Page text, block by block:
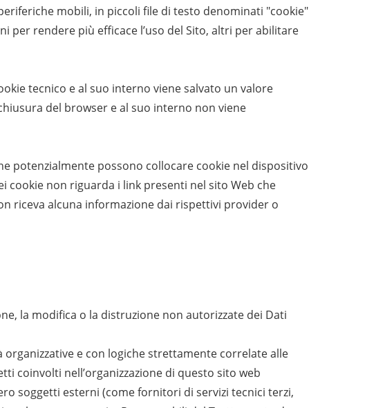
mobili, in piccoli file di testo denominati "cookie"
per rendere più efficace l’uso del Sito, altri per abilitare
tecnico e al suo interno viene salvato un valore
del browser e al suo interno non viene
potenzialmente possono collocare cookie nel dispositivo
cookie non riguarda i link presenti nel sito Web che
riceva alcuna informazione dai rispettivi provider o
la modifica o la distruzione non autorizzate dei Dati
e con logiche strettamente correlate alle
coinvolti nell’organizzazione di questo sito web
soggetti esterni (come fornitori di servizi tecnici terzi,